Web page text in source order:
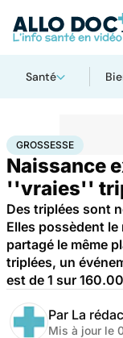
Santé
AccueilFamille Grossesse
GROSSESSE
Naissance
''vraies''
Des triplées sont
Elles possèdent
partagé le même
triplées, un
est de 1 sur
Par La
Mis à jour le